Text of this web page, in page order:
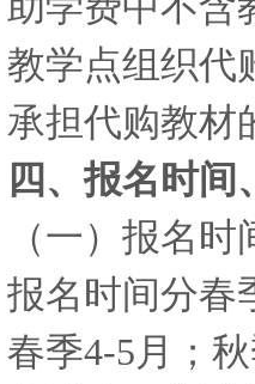
教学点组织代
承担代购教材
四、报名时间
（一）报名
报名时间分春
春季4-5月；